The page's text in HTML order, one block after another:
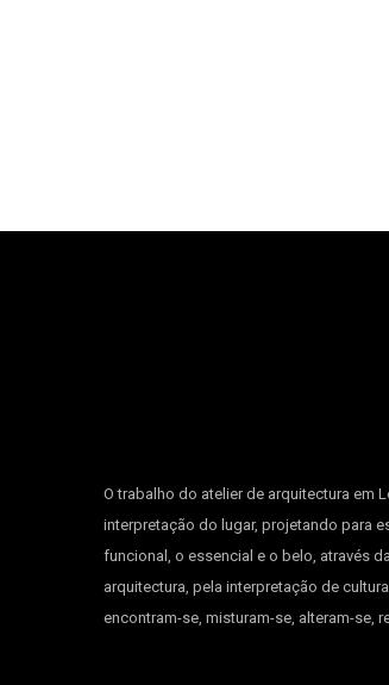
O trabalho do atelier de arquitectura em
interpretação do lugar, projetando para
funcional, o essencial e o belo, através
arquitectura, pela interpretação de
encontram-se, misturam-se, alteram-se,